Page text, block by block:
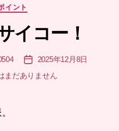
カ
ゴ
リ
イント
イコー！
投
稿
日
2025年12月8日
まだありません